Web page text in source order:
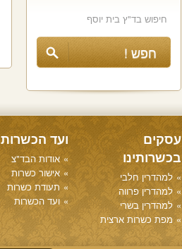
עסקים
בכשרותינו
למהדרין חלבי
למהדרין פרווה
למהדרין בשרי
מפת כשרות ארצית
ועד הכשרות
אודות הבד"צ
אישור כשרות
תעודת כשרות
ועד הכשרות